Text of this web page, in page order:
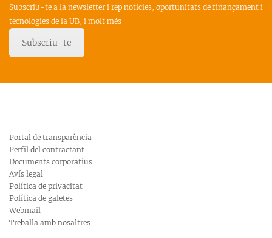
Subscriu-te a la newsletter i rep notícies, oportunitats de finançament i
tecnologies de la UB, i molt més
Subscriu-te
Portal de transparència
Perfil del contractant
Documents corporatius
Avís legal
Política de privacitat
Política de galetes
Webmail
Treballa amb nosaltres